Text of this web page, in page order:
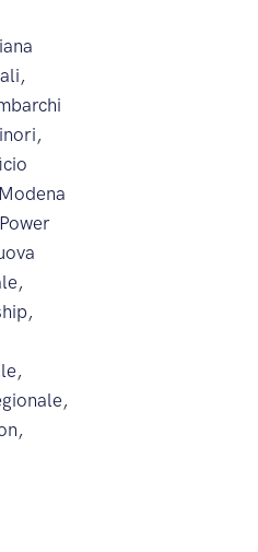
,
,
Modena
,
,
,
,
,